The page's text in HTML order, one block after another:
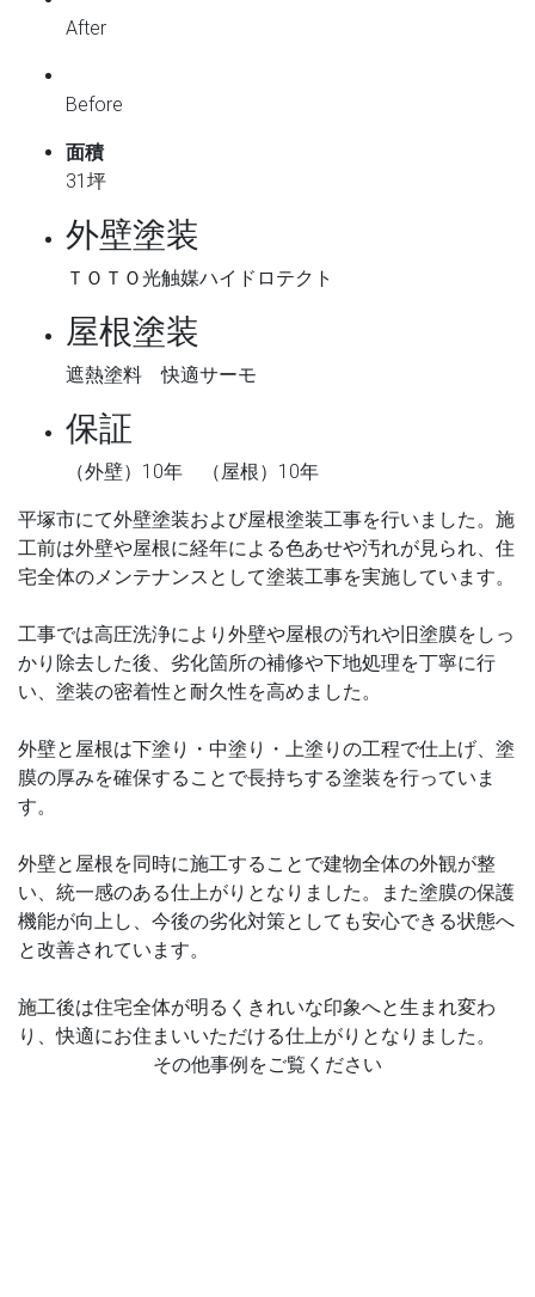
After
Before
面積
31坪
外壁塗装
ＴＯＴＯ光触媒ハイドロテクト
屋根塗装
遮熱塗料 快適サーモ
保証
（外壁）10年 （屋根）10年
平塚市にて外壁塗装および屋根塗装工事を行いました。施
工前は外壁や屋根に経年による色あせや汚れが見られ、住
宅全体のメンテナンスとして塗装工事を実施しています。
工事では高圧洗浄により外壁や屋根の汚れや旧塗膜をしっ
かり除去した後、劣化箇所の補修や下地処理を丁寧に行
い、塗装の密着性と耐久性を高めました。
外壁と屋根は下塗り・中塗り・上塗りの工程で仕上げ、塗
膜の厚みを確保することで長持ちする塗装を行っていま
す。
外壁と屋根を同時に施工することで建物全体の外観が整
い、統一感のある仕上がりとなりました。また塗膜の保護
機能が向上し、今後の劣化対策としても安心できる状態へ
と改善されています。
施工後は住宅全体が明るくきれいな印象へと生まれ変わ
り、快適にお住まいいただける仕上がりとなりました。
その他事例をご覧ください